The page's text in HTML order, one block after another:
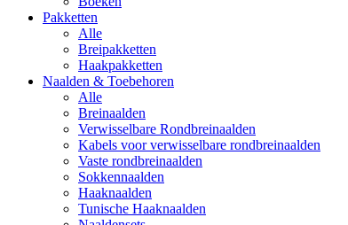
Pakketten
Alle
Breipakketten
Haakpakketten
Naalden & Toebehoren
Alle
Breinaalden
Verwisselbare Rondbreinaalden
Kabels voor verwisselbare rondbreinaalden
Vaste rondbreinaalden
Sokkennaalden
Haaknaalden
Tunische Haaknaalden